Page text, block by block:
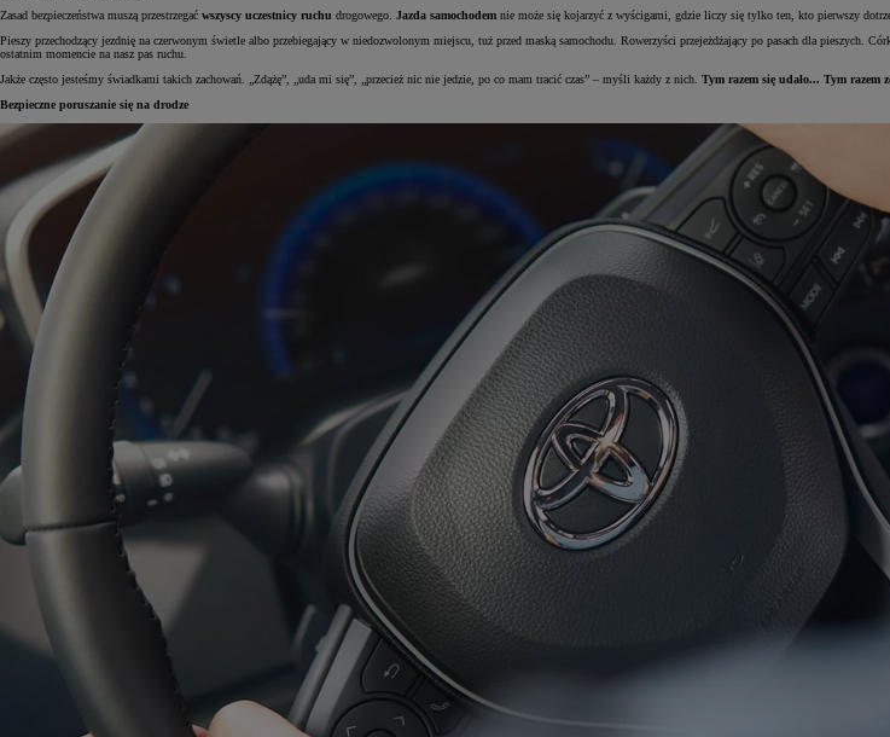
Zasad bezpieczeństwa muszą przestrzegać wszyscy uczestnicy ruchu drogowego. Jazda samochodem nie może się kojarzyć z wyścigami, gdzie liczy się tylko ten, kto pierwszy
Pieszy przechodzący jezdnię na czerwonym świetle albo przebiegający w niedozwolonym miejscu, tuż przed maską samochodu. Rowerzyści przejeżdżający po pasach dla pieszych.
ostatnim momencie na nasz pas ruchu.
Jakże często jesteśmy świadkami takich zachowań. „Zdążę”, „uda mi się”, „przecież nic nie jedzie, po co mam tracić czas” – myśli każdy z nich. Tym razem się udało... Tym razem
Bezpieczne poruszanie się na drodze